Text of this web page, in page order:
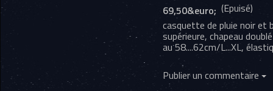
69,50&euro; (Epuisé)
casquette de pluie noir et
supérieure, chapeau
au 58....62cm/L...XL,
Publier un commentaire